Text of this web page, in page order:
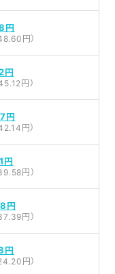
円
円）
円
円）
円
円）
円
円）
円
円）
円
円）